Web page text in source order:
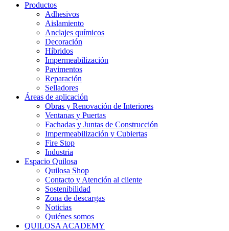
Productos
Adhesivos
Aislamiento
Anclajes químicos
Decoración
Híbridos
Impermeabilización
Pavimentos
Reparación
Selladores
Áreas de aplicación
Obras y Renovación de Interiores
Ventanas y Puertas
Fachadas y Juntas de Construcción
Impermeabilización y Cubiertas
Fire Stop
Industria
Espacio Quilosa
Quilosa Shop
Contacto y Atención al cliente
Sostenibilidad
Zona de descargas
Noticias
Quiénes somos
QUILOSA ACADEMY